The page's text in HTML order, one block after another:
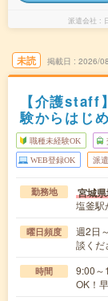
派遣会社
未読 掲載日 2026/
【介護staff
験からはじ
職種未経験OK
WEB登録OK 派遣
勤務地 宮城
塩釜駅
曜日頻度
週2日
談くだ
時間
9:00～
OK！